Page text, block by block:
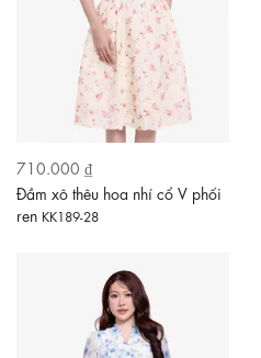
710.000 ₫
Đầm xô thêu hoa nhí cổ V phối
ren KK189-28